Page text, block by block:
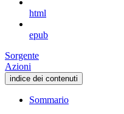
html
epub
Sorgente
Azioni
indice dei contenuti
Sommario